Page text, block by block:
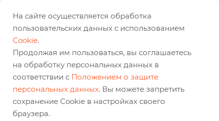
baz@belabraziv.ru
308009, Россия, г. Белгород,
На сайте осуществляется обработка
пользовательских данных с использованием
Cookie.
Продолжая им пользоваться, вы соглашаетесь
на обработку персональных данных в
соответствии с Положением о защите
персональных данных. Вы можете запретить
сохранение Cookie в настройках своего
браузера.